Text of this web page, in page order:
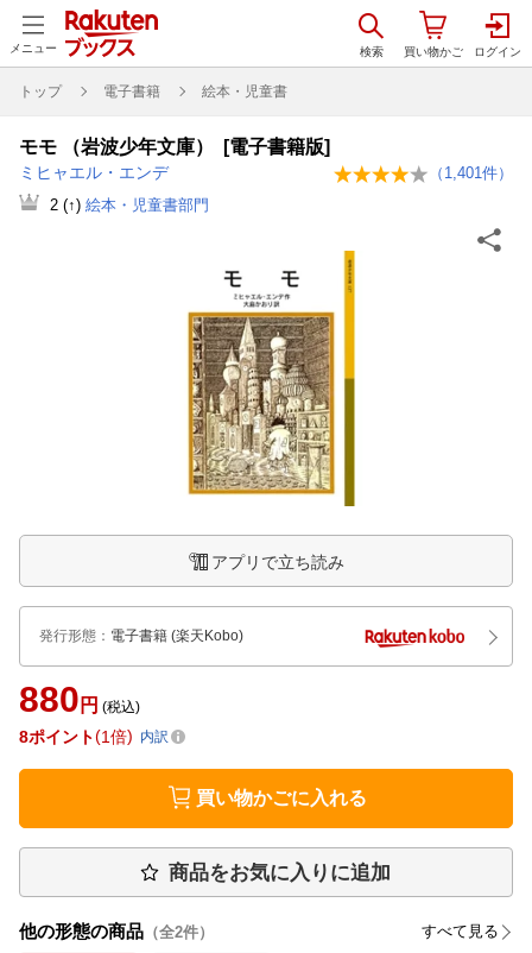
メニュー
トップ 電子書籍 絵本・児童書
モモ （岩波少年文庫） [電子書籍版]
ミヒャエル・エンデ （ 1,401件）
2 (↑) 絵本・児童書部門
アプリで立ち読み
発行形態 ： 電子書籍 (楽天Kobo)
880 円 (税込)
8ポイント 1倍 内訳
買い物かごに入れる
商品をお気に入りに追加
他の形態の商品 （全2件） すべて見る